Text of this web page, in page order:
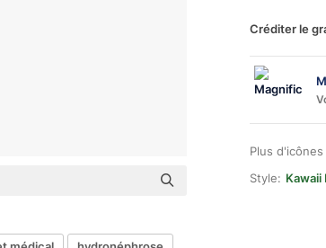
Créditer le
Plus
Style: Kawaii